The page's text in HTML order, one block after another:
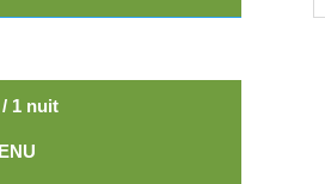
1 nuit